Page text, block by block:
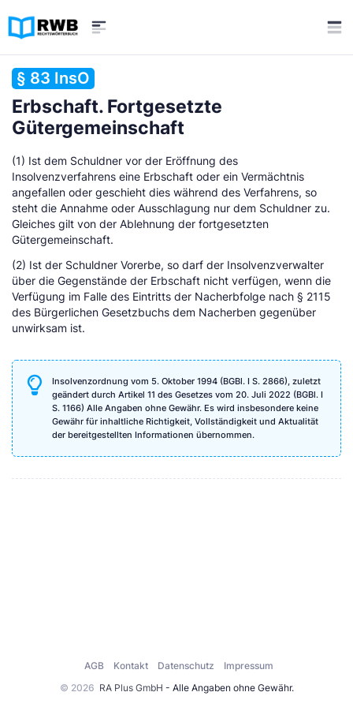
§ 83 InsO
Erbschaft. Fortgesetzte
Gütergemeinschaft
(1) Ist dem Schuldner vor der Eröffnung des
Insolvenzverfahrens eine Erbschaft oder ein Vermächtnis
angefallen oder geschieht dies während des Verfahrens, so
steht die Annahme oder Ausschlagung nur dem Schuldner zu.
Gleiches gilt von der Ablehnung der fortgesetzten
Gütergemeinschaft.
(2) Ist der Schuldner Vorerbe, so darf der Insolvenzverwalter
über die Gegenstände der Erbschaft nicht verfügen, wenn die
Verfügung im Falle des Eintritts der Nacherbfolge nach § 2115
des Bürgerlichen Gesetzbuchs dem Nacherben gegenüber
unwirksam ist.
Insolvenzordnung vom 5. Oktober 1994 (BGBl. I S. 2866), zuletzt
geändert durch Artikel 11 des Gesetzes vom 20. Juli 2022 (BGBl. I
S. 1166) Alle Angaben ohne Gewähr. Es wird insbesondere keine
Gewähr für inhaltliche Richtigkeit, Vollständigkeit und Aktualität
der bereitgestellten Informationen übernommen.
© 2026 RA Plus GmbH - Alle Angaben ohne Gewähr.
AGB Kontakt Datenschutz Impressum